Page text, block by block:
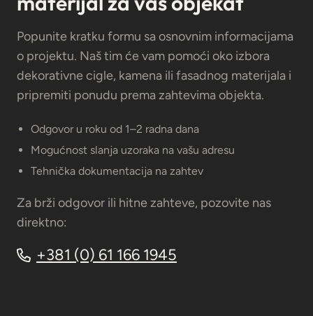
Popunite kratku formu sa osnovnim informacijama
o projektu. Naš tim će vam pomoći oko izbora
dekorativne cigle, kamena ili fasadnog materijala i
pripremiti ponudu prema zahtevima objekta.
Odgovor u roku od 1–2 radna dana
Mogućnost slanja uzoraka na vašu adresu
Tehnička dokumentacija na zahtev
Za brži odgovor ili hitne zahteve, pozovite nas
direktno:
+381 (0) 61 166 1945